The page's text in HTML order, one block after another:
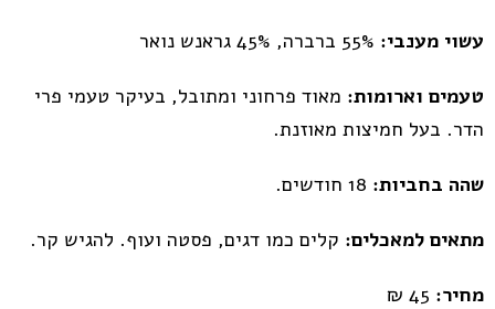
עשוי מענבי:
טעמים וארומות: מאוד פרחוני ומתובל, בעיקר טעמי פרי
הדר. בעל חמיצות מאוזנת.
שהה בחביות:
מתאים למאכלים: קלים כמו דגים, פסטה ועוף. להגיש קר.
מחיר: